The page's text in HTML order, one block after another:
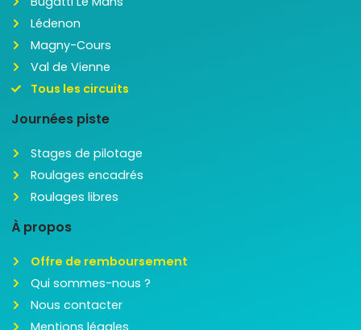
Lédenon
Magny-Cours
Val de Vienne
Tous les circuits
Journées piste
Stages de pilotage
Roulages encadrés
Roulages libres
À propos
Offre de remboursement
Qui sommes-nous ?
Nous contacter
Mentions légales